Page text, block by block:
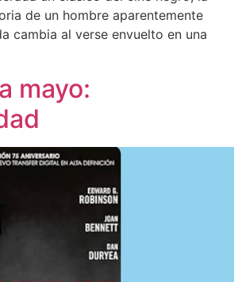
de un hombre aparentemente
cambia al verse envuelto en una
mayo: